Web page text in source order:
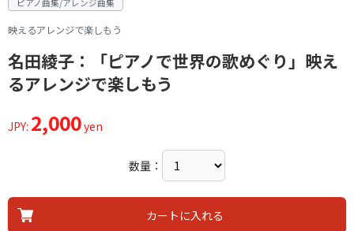
ピアノ曲集/アレンジ曲集
映えるアレンジで楽しもう
名田綾子：「ピアノで世界の歌めぐり」映え
るアレンジで楽しもう
JPY: 2,000yen
数量：
カートに入れる